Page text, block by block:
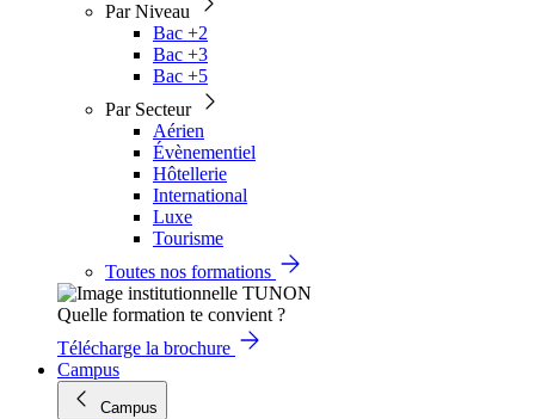
Par Niveau
Bac +2
Bac +3
Bac +5
Par Secteur
Aérien
Évènementiel
Hôtellerie
International
Luxe
Tourisme
Toutes nos formations
Quelle formation te convient ?
Télécharge la brochure
Campus
Campus